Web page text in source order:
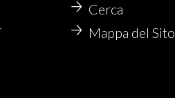
Cerca
Mappa del Sito